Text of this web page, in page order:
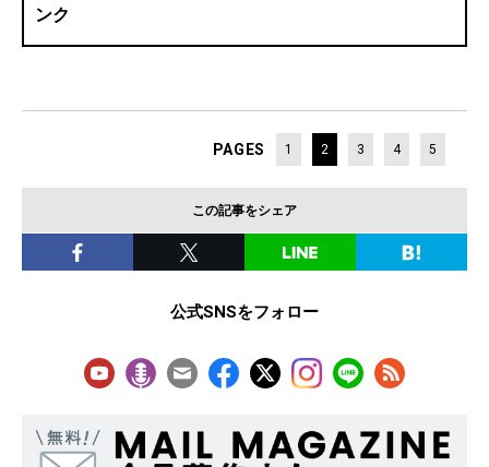
ンク
PAGES 1 2 3 4 5
この記事をシェア
公式SNSをフォロー